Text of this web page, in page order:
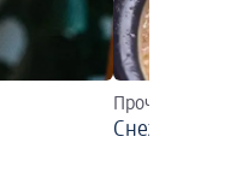
Прочетете тук
Снежен